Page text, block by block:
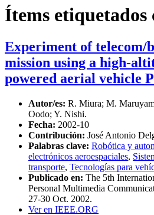
Ítems
Experiment of telecom/
mission using a high-
powered aerial vehicle
Autor/es: R. Miura; M.
Oodo; Y. Nishi.
Fecha: 2002-10
Contribución: José Antonio
Palabras clave: Robótica y
electrónicos aeroespaciales,
transporte, Tecnologías para
Publicado en: The 5th
Personal Multimedia
27-30 Oct. 2002.
Ver en IEEE.ORG